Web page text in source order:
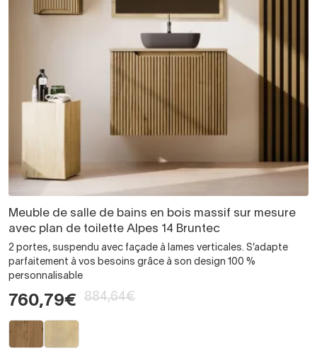
Meuble de salle de bains en bois massif sur mesure
avec plan de toilette Alpes 14 Bruntec
2 portes, suspendu avec façade à lames verticales. S’adapte
parfaitement à vos besoins grâce à son design 100 %
personnalisable
760,79€ 884,64€